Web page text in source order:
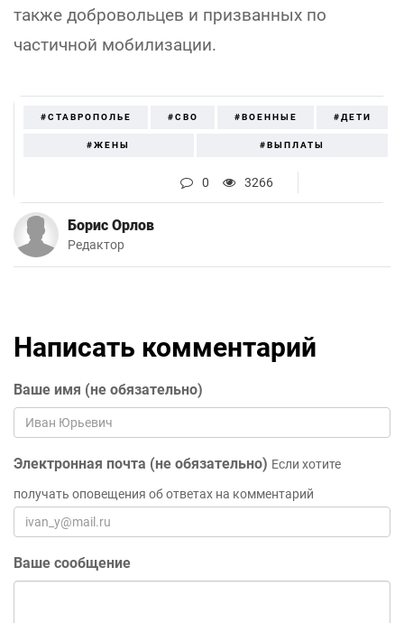
также добровольцев и призванных по
частичной мобилизации.
#СТАВРОПОЛЬЕ #СВО #ВОЕННЫЕ #ДЕТИ
#ЖЕНЫ #ВЫПЛАТЫ
0 3266
Борис Орлов
Редактор
Написать комментарий
Ваше имя (не обязательно)
Электронная почта (не обязательно) Если хотите
получать оповещения об ответах на комментарий
Ваше сообщение